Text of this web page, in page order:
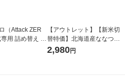
（Attack ZER
用 詰め替え メ
1セット
【アウトレット】【新米切
替特価】北海道産ななつぼ
し 無洗米 5kg 1袋 令和7年産
2,980円